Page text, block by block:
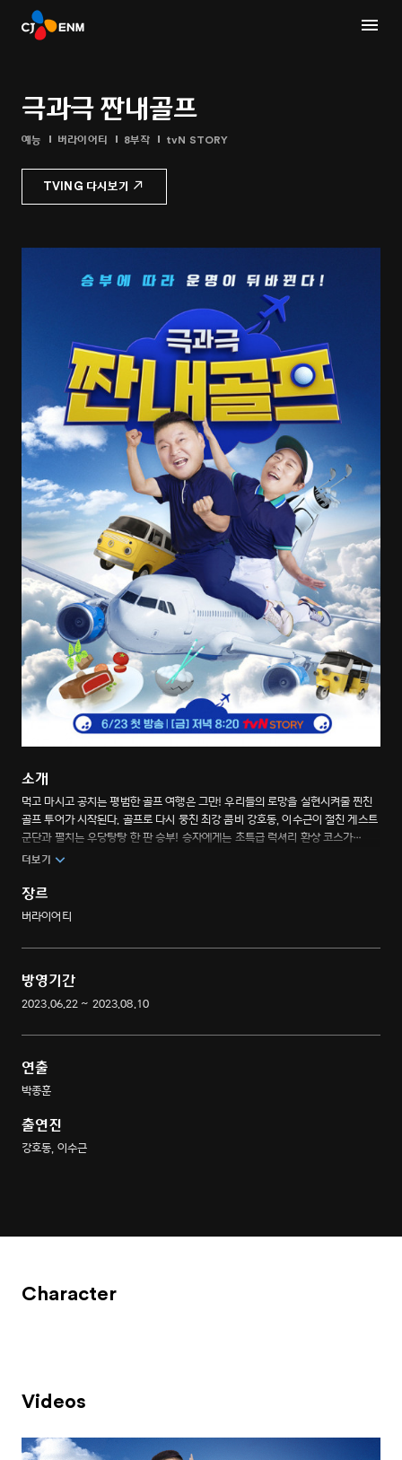
극과극 짠내골프
예능 버라이어티 8부작 tvN STORY
TVING 다시보기
소개
먹고 마시고 공치는 평범한 골프 여행은 그만! 우리들의 로망을 실현시켜줄 찐친
골프 투어가 시작된다. 골프로 다시 뭉친 최강 콤비 강호동, 이수근이 절친 게스트
군단과 펼치는 우당탕탕 한 판 승부! 승자에게는 초특급 럭셔리 환상 코스가
제공되고, 패자에게는 짠내 물씬 나는 생고생 가성비 환장 코스가 기다린다. 더
골프 여행.
더보기
장르
버라이어티
방영기간
2023.06.22 ~ 2023.08.10
연출
박종훈
출연진
강호동, 이수근
Character
Videos